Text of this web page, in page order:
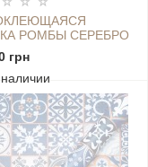
РОМБЫ СЕРЕБРО
SW-00000799
грн